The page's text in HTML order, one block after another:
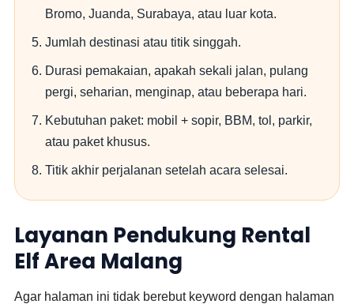
Bromo, Juanda, Surabaya, atau luar kota.
Jumlah destinasi atau titik singgah.
Durasi pemakaian, apakah sekali jalan, pulang
pergi, seharian, menginap, atau beberapa hari.
Kebutuhan paket: mobil + sopir, BBM, tol, parkir,
atau paket khusus.
Titik akhir perjalanan setelah acara selesai.
Layanan Pendukung Rental
Elf Area Malang
Agar halaman ini tidak berebut keyword dengan halaman